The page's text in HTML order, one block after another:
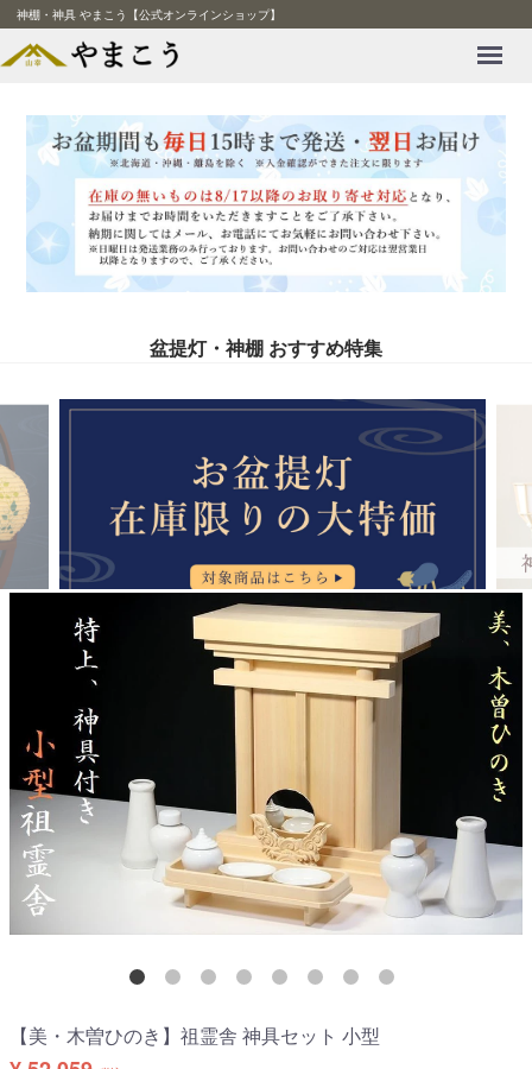
神棚・神具 やまこう【公式オンラインショップ】
盆提灯・神棚 おすすめ特集
【美・木曽ひのき】祖霊舎 神具セット 小型